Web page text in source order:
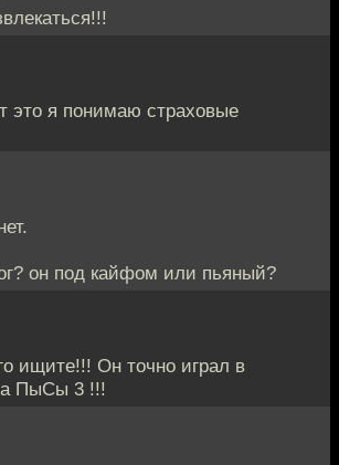
это я понимаю страховые
он под кайфом или пьяный?
ищите!!! Он точно играл в
ПыСы 3 !!!